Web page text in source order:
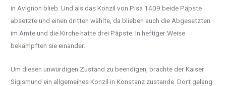
in Avignon blieb. Und als das Konzil von Pisa 1409 beide Päpste
absetzte und einen dritten wählte, da blieben auch die Abgesetzten
im Amte und die Kirche hatte drei Päpste. In heftiger Weise
bekämpften sie einander.
Um diesen unwürdigen Zustand zu beendigen, brachte der Kaiser
Sigismund ein allgemeines Konzil in Konstanz zustande. Dort gelang